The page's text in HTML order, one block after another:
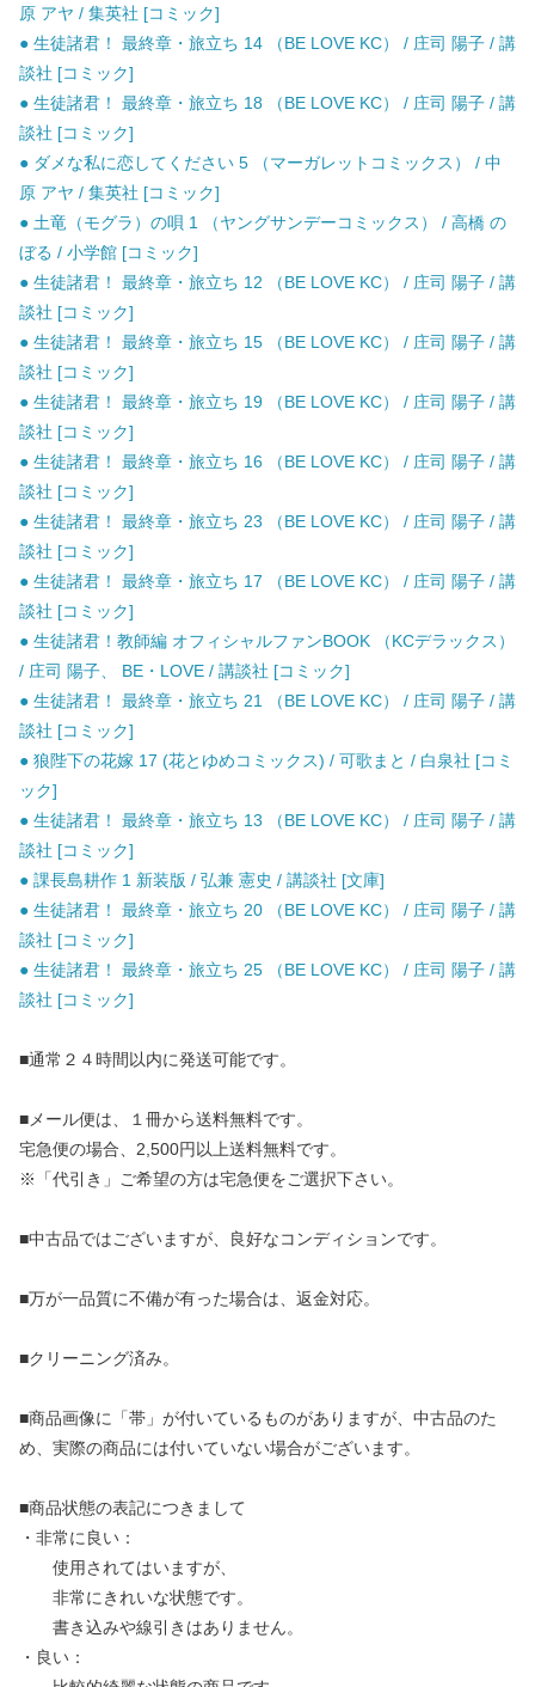
原 アヤ / 集英社 [コミック]
● 生徒諸君！ 最終章・旅立ち 14 （BE LOVE KC） / 庄司 陽子 / 講
談社 [コミック]
● 生徒諸君！ 最終章・旅立ち 18 （BE LOVE KC） / 庄司 陽子 / 講
談社 [コミック]
● ダメな私に恋してください 5 （マーガレットコミックス） / 中
原 アヤ / 集英社 [コミック]
● 土竜（モグラ）の唄 1 （ヤングサンデーコミックス） / 高橋 の
ぼる / 小学館 [コミック]
● 生徒諸君！ 最終章・旅立ち 12 （BE LOVE KC） / 庄司 陽子 / 講
談社 [コミック]
● 生徒諸君！ 最終章・旅立ち 15 （BE LOVE KC） / 庄司 陽子 / 講
談社 [コミック]
● 生徒諸君！ 最終章・旅立ち 19 （BE LOVE KC） / 庄司 陽子 / 講
談社 [コミック]
● 生徒諸君！ 最終章・旅立ち 16 （BE LOVE KC） / 庄司 陽子 / 講
談社 [コミック]
● 生徒諸君！ 最終章・旅立ち 23 （BE LOVE KC） / 庄司 陽子 / 講
談社 [コミック]
● 生徒諸君！ 最終章・旅立ち 17 （BE LOVE KC） / 庄司 陽子 / 講
談社 [コミック]
● 生徒諸君！教師編 オフィシャルファンBOOK （KCデラックス）
/ 庄司 陽子、 BE・LOVE / 講談社 [コミック]
● 生徒諸君！ 最終章・旅立ち 21 （BE LOVE KC） / 庄司 陽子 / 講
談社 [コミック]
● 狼陛下の花嫁 17 (花とゆめコミックス) / 可歌まと / 白泉社 [コミ
ック]
● 生徒諸君！ 最終章・旅立ち 13 （BE LOVE KC） / 庄司 陽子 / 講
談社 [コミック]
● 課長島耕作 1 新装版 / 弘兼 憲史 / 講談社 [文庫]
● 生徒諸君！ 最終章・旅立ち 20 （BE LOVE KC） / 庄司 陽子 / 講
談社 [コミック]
● 生徒諸君！ 最終章・旅立ち 25 （BE LOVE KC） / 庄司 陽子 / 講
談社 [コミック]
■通常２４時間以内に発送可能です。
■メール便は、１冊から送料無料です。
宅急便の場合、2,500円以上送料無料です。
※「代引き」ご希望の方は宅急便をご選択下さい。
■中古品ではございますが、良好なコンディションです。
■万が一品質に不備が有った場合は、返金対応。
■クリーニング済み。
■商品画像に「帯」が付いているものがありますが、中古品のた
め、実際の商品には付いていない場合がございます。
■商品状態の表記につきまして
・非常に良い：
使用されてはいますが、
非常にきれいな状態です。
書き込みや線引きはありません。
・良い：